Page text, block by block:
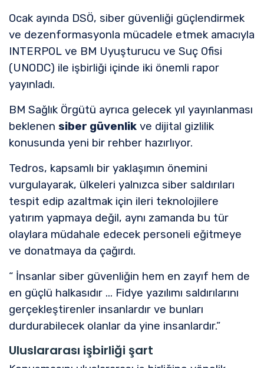
Ocak ayında DSÖ, siber güvenliği güçlendirmek
ve dezenformasyonla mücadele etmek amacıyla
INTERPOL ve BM Uyuşturucu ve Suç Ofisi
(UNODC) ile işbirliği içinde iki önemli rapor
yayınladı.
BM Sağlık Örgütü ayrıca gelecek yıl yayınlanması
beklenen siber güvenlik ve dijital gizlilik
konusunda yeni bir rehber hazırlıyor.
Tedros, kapsamlı bir yaklaşımın önemini
vurgulayarak, ülkeleri yalnızca siber saldırıları
tespit edip azaltmak için ileri teknolojilere
yatırım yapmaya değil, aynı zamanda bu tür
olaylara müdahale edecek personeli eğitmeye
ve donatmaya da çağırdı.
“ İnsanlar siber güvenliğin hem en zayıf hem de
en güçlü halkasıdır ... Fidye yazılımı saldırılarını
gerçekleştirenler insanlardır ve bunları
durdurabilecek olanlar da yine insanlardır.”
Uluslararası işbirliği şart